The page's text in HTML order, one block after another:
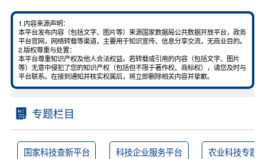
1.内容来源声明：
本平台发布内容（包括文字、图片等）来源国家数据局公共数据开放平台，政务
平台官网，网络转载等渠道，主要用于知识宣传、信息分享交流，无商业目的。
2.版权尊重与处置：
本平台尊重知识产权及他人合法权益。若转载或引用的内容（包括文字、图片
等）无意中侵犯了您的知识产权（包括但不限于著作权、商标权），请您及时与
平台联系。在接到通知并核实权属后，将立即删除相关内容并挚歉。
专题栏目
国家科技查新平台 科技企业服务平台 农业科技专题